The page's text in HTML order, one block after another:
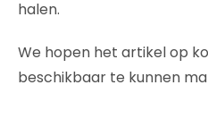
halen.
We hopen het artikel op
beschikbaar te kunnen